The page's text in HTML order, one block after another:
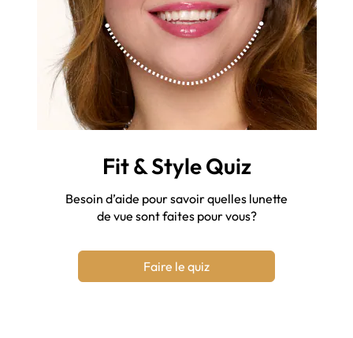
Fit & Style Quiz
Besoin d’aide pour savoir quelles lunette
de vue sont faites pour vous?
Faire le quiz